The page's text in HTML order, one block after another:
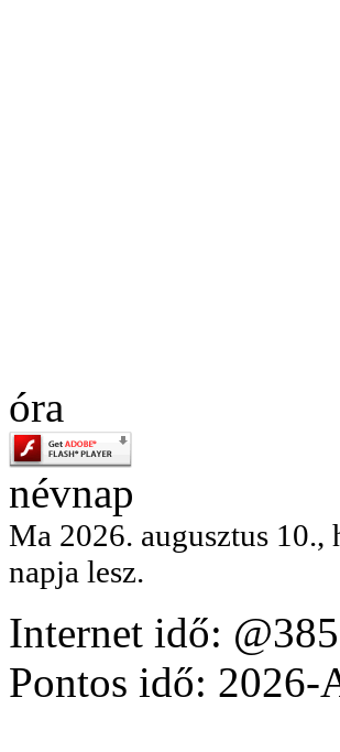
óra
névnap
Ma 2026. augusztus 10.,
napja lesz.
Internet idő: @385
Pontos idő: 2026-